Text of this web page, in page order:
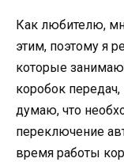
Как любителю,
этим, поэтому я
которые
коробок
думаю, что
переключение
время работы